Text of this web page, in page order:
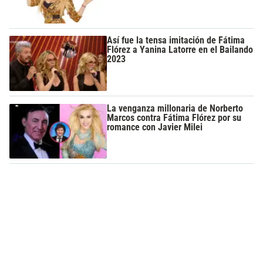
Así fue la tensa imitación de Fátima
Flórez a Yanina Latorre en el Bailando
2023
La venganza millonaria de Norberto
Marcos contra Fátima Flórez por su
romance con Javier Milei